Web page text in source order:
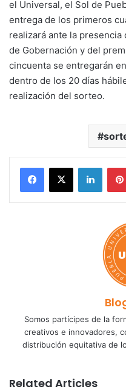
el Universal, el Sol de
entrega de los primeros
realizará ante la
de Gobernación y del
cincuenta se entregarán
dentro de los 20 días
realización del sorteo.
Somos partícipes de la
creativos e innovadores,
distribución equitativa de
Related Articles